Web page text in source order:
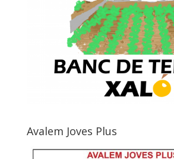
Avalem Joves Plus